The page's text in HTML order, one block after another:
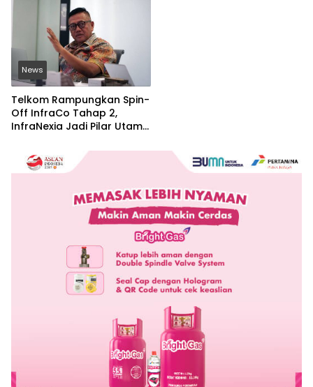
News
Telkom Rampungkan Spin-
Off InfraCo Tahap 2,
InfraNexia Jadi Pilar Utama
Connectivity